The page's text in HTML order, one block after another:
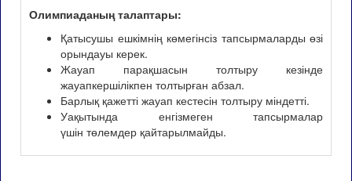
Олимпиаданың талаптары:
Қатысушы ешкімнің көмегінсіз тапсырмаларды өзі
орындауы керек.
Жауап парақшасын толтыру кезінде
жауапкершілікпен толтырған абзал.
Барлық қажетті жауап кестесін толтыру міндетті.
Уақытында енгізмеген тапсырмалар
үшін төлемдер қайтарылмайды.